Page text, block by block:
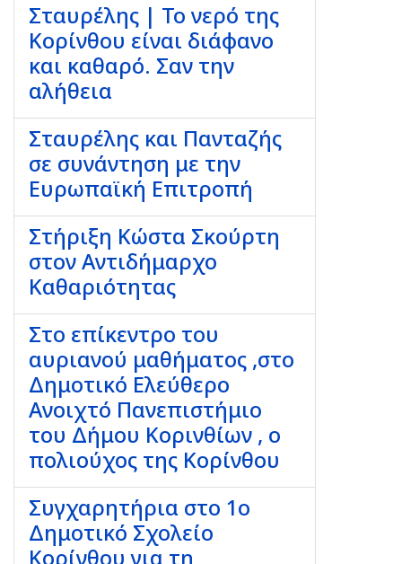
Σταυρέλης | Το νερό της
Κορίνθου είναι διάφανο
και καθαρό. Σαν την
αλήθεια
Σταυρέλης και Πανταζής
σε συνάντηση με την
Ευρωπαϊκή Επιτροπή
Στήριξη Κώστα Σκούρτη
στον Αντιδήμαρχο
Καθαριότητας
Στο επίκεντρο του
αυριανού μαθήματος ,στο
Δημοτικό Ελεύθερο
Ανοιχτό Πανεπιστήμιο
του Δήμου Κορινθίων , ο
πολιούχος της Κορίνθου
Συγχαρητήρια στο 1ο
Δημοτικό Σχολείο
Κορίνθου για τη